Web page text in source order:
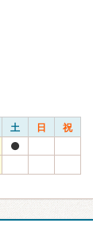
土 日 祝